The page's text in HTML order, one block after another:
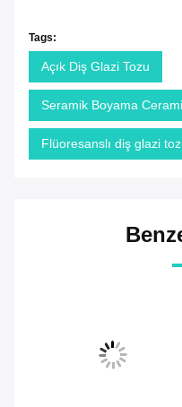
Tags:
Açık Diş Glazi Tozu
Seramik Boyama
Flüoresanslı diş glazi